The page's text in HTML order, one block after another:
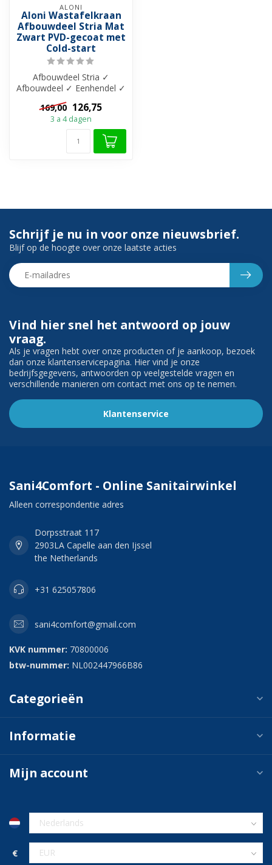
ALONI
Aloni Wastafelkraan
Afbouwdeel Stria Mat
Zwart PVD-gecoat met
Cold-start
Afbouwdeel Stria ✓
Afbouwdeel ✓ Eenhendel ✓
206 mm uitloop ✓ Messing
materiaal ✓...
169,00 126,75
3 a 4 dagen
Vind hier snel het antwoord op jouw
vraag.
Als je vragen hebt over onze producten of je aankoop, bezoek
dan onze klantenservicepagina. Hier vind je onze
bedrijfsgegevens, antwoorden op veelgestelde vragen en
verschillende manieren om contact met ons op te nemen.
Klantenservice
Schrijf je nu in voor onze nieuwsbrief.
Blijf op de hoogte over onze laatste acties
Sani4Comfort - Online Sanitairwinkel
Alleen correspondentie adres
Dorpsstraat 117
2903LA Capelle aan den Ijssel
the Netherlands
+31 625057806
sani4comfort@gmail.com
KVK nummer: 70800006
btw-nummer: NL002447966B86
Categorieën
Informatie
Mijn account
€